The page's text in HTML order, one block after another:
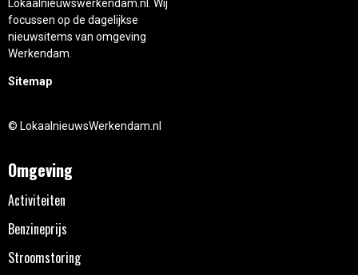
Lokaalnieuwswerkendam.nl. Wij
focussen op de dagelijkse
nieuwsitems van omgeving
Werkendam.
Sitemap
© LokaalnieuwsWerkendam.nl
Omgeving
Activiteiten
Benzineprijs
Stroomstoring